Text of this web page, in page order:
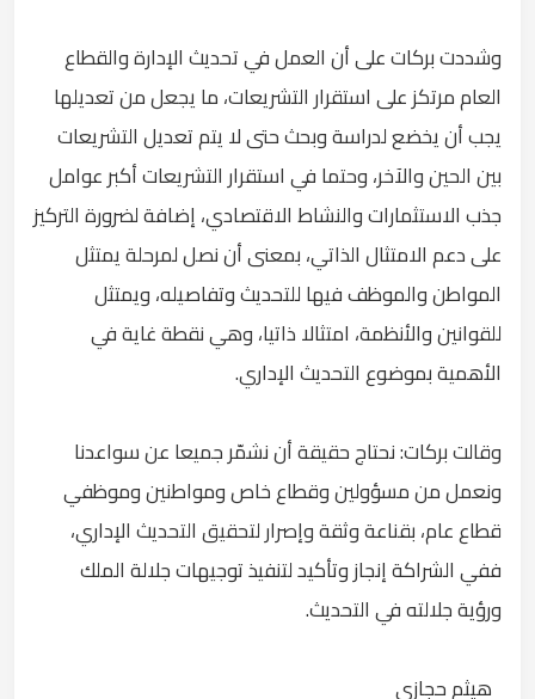
وشددت بركات على أن العمل في تحديث الإدارة والقطاع
العام مرتكز على استقرار التشريعات، ما يجعل من تعديلها
يجب أن يخضع لدراسة وبحث حتى لا يتم تعديل التشريعات
بين الحين والآخر، وحتما في استقرار التشريعات أكبر عوامل
جذب الاستثمارات والنشاط الاقتصادي، إضافة لضرورة التركيز
على دعم الامتثال الذاتي، بمعنى أن نصل لمرحلة يمتثل
المواطن والموظف فيها للتحديث وتفاصيله، ويمتثل
للقوانين والأنظمة، امتثالا ذاتيا، وهي نقطة غاية في
الأهمية بموضوع التحديث الإداري.
وقالت بركات: نحتاج حقيقة أن نشمّر جميعا عن سواعدنا
ونعمل من مسؤولين وقطاع خاص ومواطنين وموظفي
قطاع عام، بقناعة وثقة وإصرار لتحقيق التحديث الإداري،
ففي الشراكة إنجاز وتأكيد لتنفيذ توجيهات جلالة الملك
ورؤية جلالته في التحديث.
هيثم حجازي